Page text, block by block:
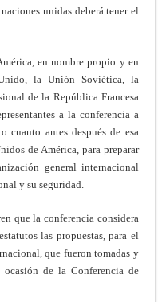
unidas deberá tener el
en nombre propio y en
la Unión Soviética, la
de la República Francesa
a la conferencia a
antes después de esa
de América, para preparar
general internacional
y su seguridad.
que la conferencia considera
las propuestas, para el
que fueron tomadas y
de la Conferencia de